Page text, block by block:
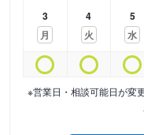
3
月
4
火
5
水
※営業日・相談可能日が変